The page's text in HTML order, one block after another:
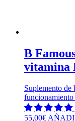
B
vitamina
Suplemento de
55,00€